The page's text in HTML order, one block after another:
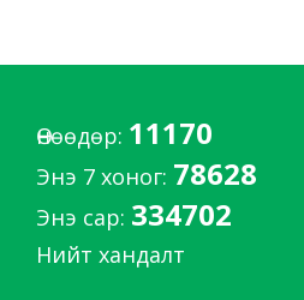
Өнөөдөр: 11170
Энэ 7 хоног: 78628
Энэ сар: 334702
Нийт хандалт